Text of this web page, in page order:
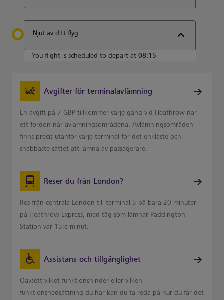
Njut av ditt flyg
You flight is scheduled to depart at 08:15
Avgifter för terminalavlämning
En avgift på 7 GBP tillkommer varje gång vid Heathrow när
ett fordon når avlämningsområdena. Avlämningsområden
finns precis utanför varje terminal för det enklaste och
snabbaste sättet att lämna av passagerare.
Reser du från London?
Res från centrala London till terminal 5 på bara 20 minuter
på Heathrow Express, med tåg som lämnar Paddington
Station var 15:e minut.
Assistans och tillgänglighet
Oavsett vilket funktionshinder eller vilken
funktionsnedsättning du har kan du ta reda på hur du får det